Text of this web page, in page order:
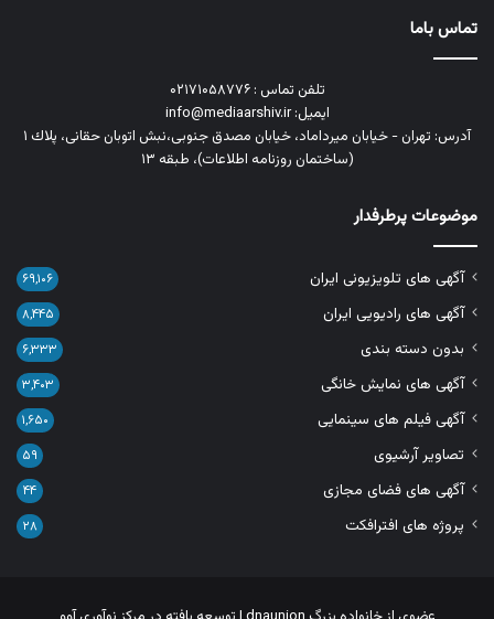
تماس باما
تلفن تماس : ۰۲۱۷۱۰۵۸۷۷۶
ایمیل: info@mediaarshiv.ir
آدرس: تهران - خیابان میرداماد، خیابان مصدق جنوبی،نبش اتوبان حقانی، پلاك ١
(ساختمان روزنامه اطلاعات)، طبقه ۱۳
موضوعات پرطرفدار
آگهی های تلویزیونی ایران ۶۹,۱۰۶
آگهی های رادیویی ایران ۸,۴۴۵
بدون دسته بندی ۶,۳۳۳
آگهی های نمایش خانگی ۳,۴۰۳
آگهی فیلم های سینمایی ۱,۶۵۰
تصاویر آرشیوی ۵۹
آگهی های فضای مجازی ۴۴
پروژه های افترافکت ۲۸